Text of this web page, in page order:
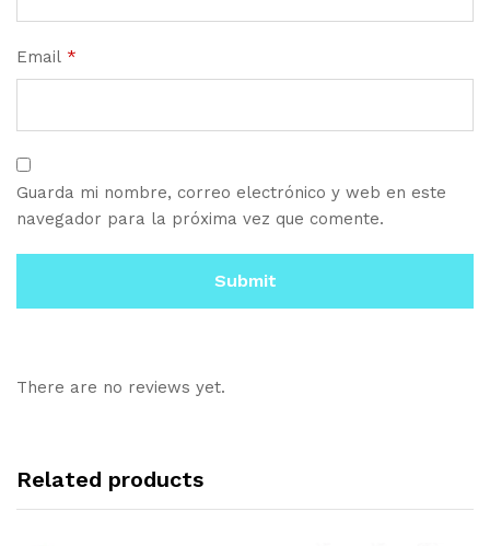
Email *
Guarda mi nombre, correo electrónico y web en este
navegador para la próxima vez que comente.
There are no reviews yet.
Related products